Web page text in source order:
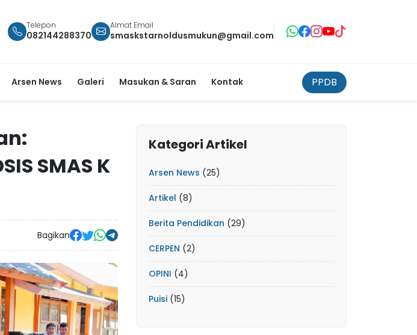
Telepon
082144288370
Almat Email
smaskstarnoldusmukun@gmail.com
Arsen News Galeri Masukan & Saran Kontak PPDB
SMAS K
Bagikan
Kategori Artikel
Arsen News (25)
Artikel (8)
Berita Pendidikan (29)
CERPEN (2)
OPINI (4)
Puisi (15)